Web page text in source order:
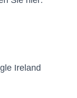
Ireland